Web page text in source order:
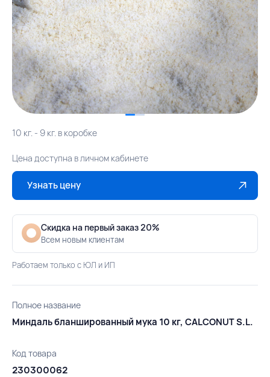
10 кг. - 9 кг. в коробке
Цена доступна в личном кабинете
Узнать цену
Скидка на первый заказ 20%
Всем новым клиентам
Работаем только с ЮЛ и ИП
Полное название
Миндаль бланшированный мука 10 кг, CALCONUT S.L.
Код товара
230300062